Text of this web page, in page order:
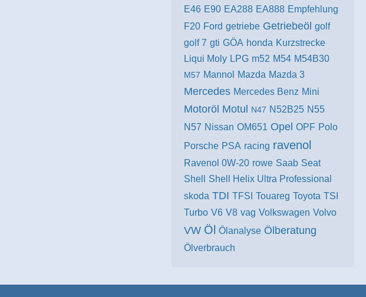
E46 E90 EA288 EA888 Empfehlung
F20 Ford getriebe Getriebeöl golf
golf 7 gti GÖA honda Kurzstrecke
Liqui Moly LPG m52 M54 M54B30
M57 Mannol Mazda Mazda 3
Mercedes Mercedes Benz Mini
Motoröl Motul N47 N52B25 N55
N57 Nissan OM651 Opel OPF Polo
Porsche PSA racing ravenol
Ravenol 0W-20 rowe Saab Seat
Shell
Shell Helix Ultra Professional
skoda TDI TFSI Touareg Toyota TSI
Turbo V6 V8 vag Volkswagen Volvo
VW Öl Ölanalyse Ölberatung
Ölverbrauch